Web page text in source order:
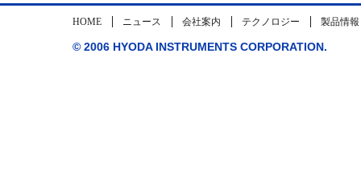
HOME ニュース 会社案内 テクノロジー 製品情報
© 2006 HYODA INSTRUMENTS CORPORATION.